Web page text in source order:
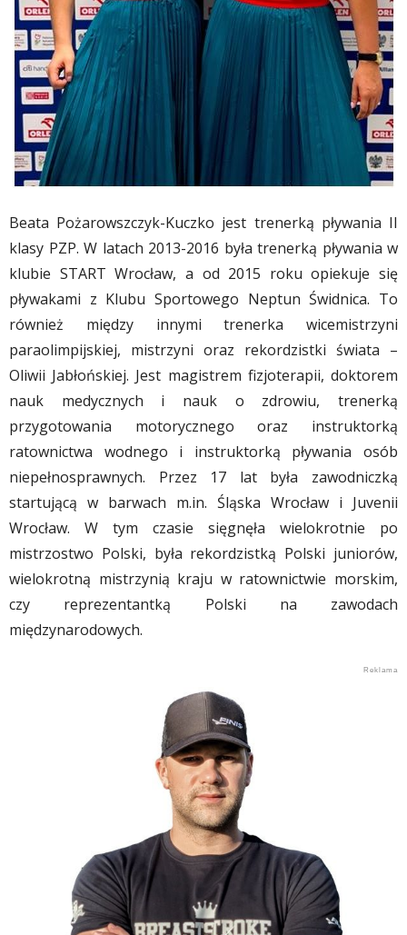
Beata Pożarowszczyk-Kuczko jest trenerką pływania II
klasy PZP. W latach 2013-2016 była trenerką pływania w
klubie START Wrocław, a od 2015 roku opiekuje się
pływakami z Klubu Sportowego Neptun Świdnica. To
również między innymi trenerka wicemistrzyni
paraolimpijskiej, mistrzyni oraz rekordzistki świata –
Oliwii Jabłońskiej. Jest magistrem fizjoterapii, doktorem
nauk medycznych i nauk o zdrowiu, trenerką
przygotowania motorycznego oraz instruktorką
ratownictwa wodnego i instruktorką pływania osób
niepełnosprawnych. Przez 17 lat była zawodniczką
startującą w barwach m.in. Śląska Wrocław i Juvenii
Wrocław. W tym czasie sięgnęła wielokrotnie po
mistrzostwo Polski, była rekordzistką Polski juniorów,
wielokrotną mistrzynią kraju w ratownictwie morskim,
czy reprezentantką Polski na zawodach
międzynarodowych.